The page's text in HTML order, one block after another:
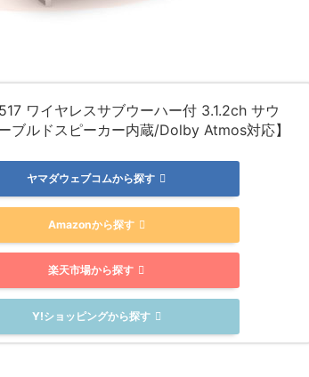
ワイヤレスサブウーハー付 3.1.2ch サウ
ブルドスピーカー内蔵/Dolby Atmos対応】
ヤマダウェブコムから探す
Amazonから探す
楽天市場から探す
Y!ショッピングから探す